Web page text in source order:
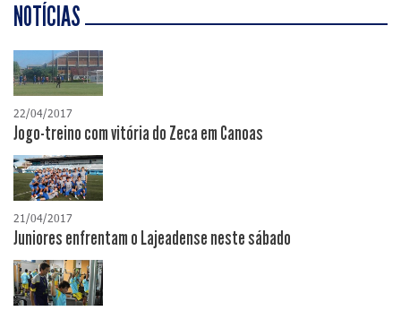
NOTÍCIAS
22/04/2017
Jogo-treino com vitória do Zeca em Canoas
21/04/2017
Juniores enfrentam o Lajeadense neste sábado